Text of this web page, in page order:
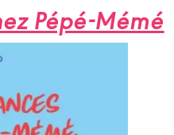
Pépé-Mémé